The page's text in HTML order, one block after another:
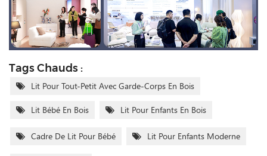
Tags Chauds :
Lit Pour Tout-Petit Avec Garde-Corps En Bois
Lit Bébé En Bois Lit Pour Enfants En Bois
Cadre De Lit Pour Bébé Lit Pour Enfants Moderne